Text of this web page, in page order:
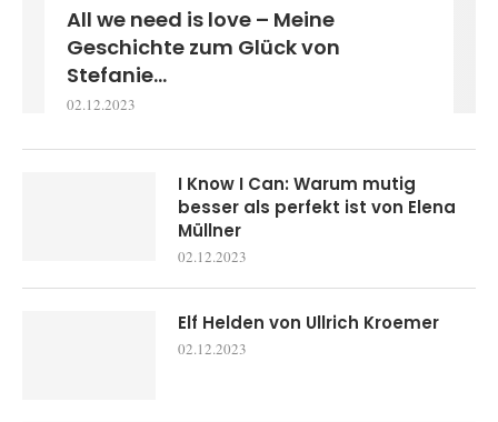
All we need is love – Meine
Geschichte zum Glück von
Stefanie...
02.12.2023
I Know I Can: Warum mutig
besser als perfekt ist von Elena
Müllner
02.12.2023
Elf Helden von Ullrich Kroemer
02.12.2023